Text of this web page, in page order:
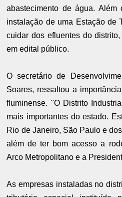
abastecimento de água.
instalação de uma Estação de
cuidar dos efluentes do
em edital público.
O secretário de
Soares, ressaltou a
fluminense. "O Distrito
mais importantes do estado.
Rio de Janeiro, São Paulo e
além de ter bom acesso a
Arco Metropolitano e a
As empresas instaladas no